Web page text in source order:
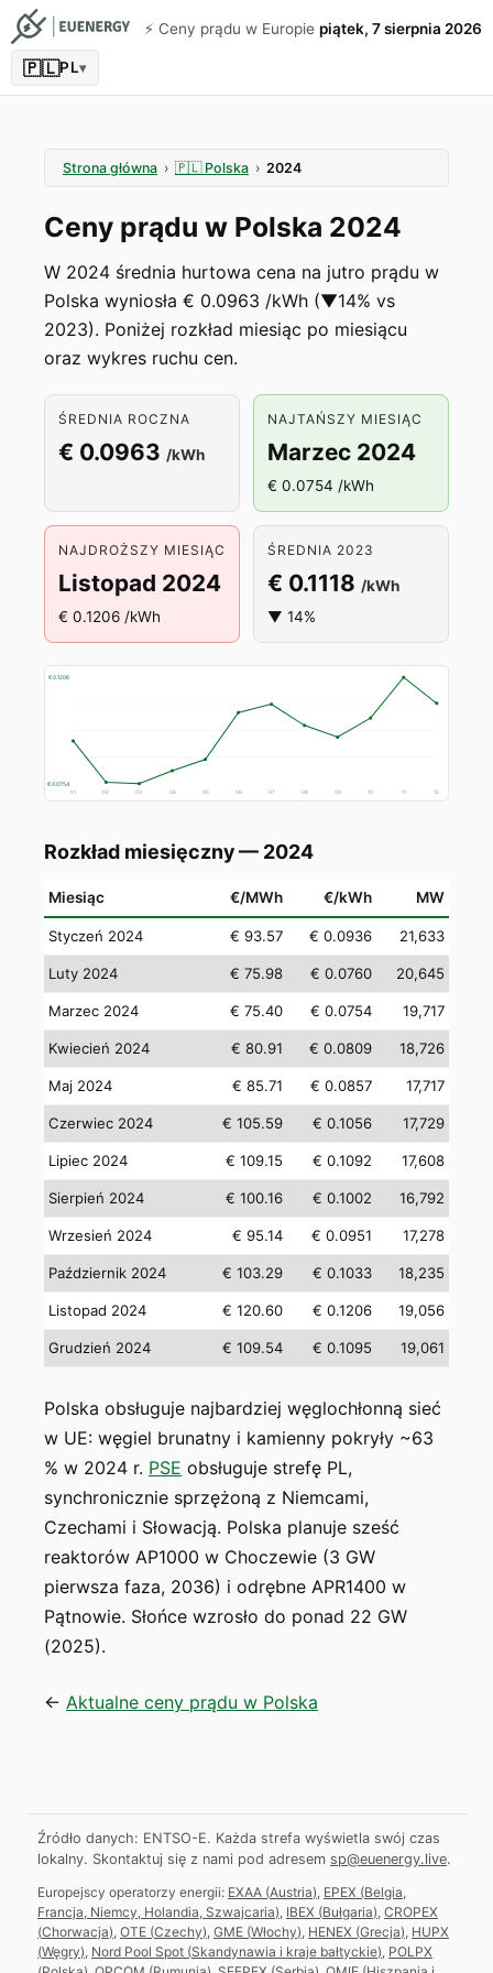
⚡️ Ceny prądu w Europie piątek, 7 sierpnia 2026
🇵🇱PL▾
Strona główna › 🇵🇱 Polska › 2024
Ceny prądu w Polska 2024
W 2024 średnia hurtowa cena na jutro prądu w
Polska wyniosła € 0.0963 /kWh (▼14% vs
2023). Poniżej rozkład miesiąc po miesiącu
oraz wykres ruchu cen.
ŚREDNIA ROCZNA
€ 0.0963 /kWh
NAJTAŃSZY MIESIĄC
Marzec 2024
€ 0.0754 /kWh
NAJDROŻSZY MIESIĄC
Listopad 2024
€ 0.1206 /kWh
ŚREDNIA 2023
€ 0.1118 /kWh
▼ 14%
€ 0.1206
€ 0.0754
01 02 03 04 05 06 07 08 09 10 11 12
Rozkład miesięczny — 2024
Miesiąc €/MWh €/kWh MW
Styczeń 2024 € 93.57 € 0.0936 21,633
Luty 2024 € 75.98 € 0.0760 20,645
Marzec 2024 € 75.40 € 0.0754 19,717
Kwiecień 2024 € 80.91 € 0.0809 18,726
Maj 2024 € 85.71 € 0.0857 17,717
Czerwiec 2024 € 105.59 € 0.1056 17,729
Lipiec 2024 € 109.15 € 0.1092 17,608
Sierpień 2024 € 100.16 € 0.1002 16,792
Wrzesień 2024 € 95.14 € 0.0951 17,278
Październik 2024 € 103.29 € 0.1033 18,235
Listopad 2024 € 120.60 € 0.1206 19,056
Grudzień 2024 € 109.54 € 0.1095 19,061
Polska obsługuje najbardziej węglochłonną sieć
w UE: węgiel brunatny i kamienny pokryły ~63
% w 2024 r. PSE obsługuje strefę PL,
synchronicznie sprzężoną z Niemcami,
Czechami i Słowacją. Polska planuje sześć
reaktorów AP1000 w Choczewie (3 GW
pierwsza faza, 2036) i odrębne APR1400 w
Pątnowie. Słońce wzrosło do ponad 22 GW
(2025).
← Aktualne ceny prądu w Polska
Źródło danych: ENTSO-E. Każda strefa wyświetla swój czas
lokalny. Skontaktuj się z nami pod adresem sp@euenergy.live.
Europejscy operatorzy energii: EXAA (Austria), EPEX (Belgia,
Francja, Niemcy, Holandia, Szwajcaria), IBEX (Bułgaria), CROPEX
(Chorwacja), OTE (Czechy), GME (Włochy), HENEX (Grecja), HUPX
(Węgry), Nord Pool Spot (Skandynawia i kraje bałtyckie), POLPX